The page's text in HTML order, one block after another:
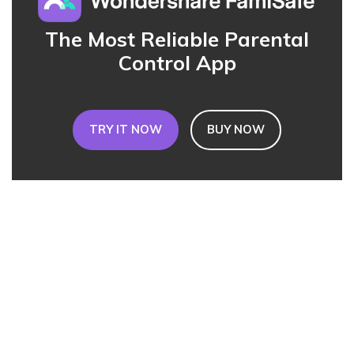
The Most Reliable Parental
Control App
TRY IT NOW BUY NOW